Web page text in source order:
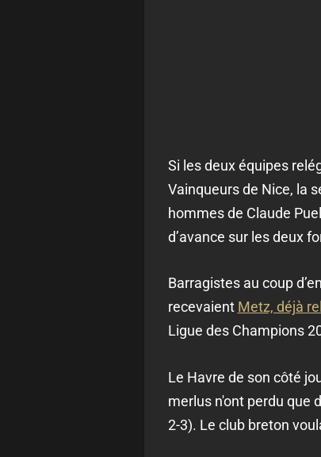
Si les deux équipes
Vainqueurs de Nice, la
hommes de Claude
d’avance sur les deux
Barragistes au coup
recevaient Metz, déjà
Ligue des Champions
Le Havre de son côté
merlus n'ont perdu que
2-3). Le club breton